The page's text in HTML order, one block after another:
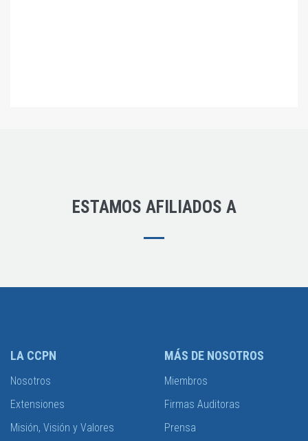
ESTAMOS AFILIADOS A
LA CCPN
Nosotros
Extensiones
Misión, Visión y Valores
MÁS DE NOSOTROS
Miembros
Firmas Auditoras
Prensa